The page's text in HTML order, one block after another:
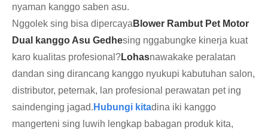
nyaman kanggo saben asu.
Nggolek sing bisa dipercaya Blower Rambut Pet Motor
Dual kanggo Asu Gedhesing nggabungke kinerja kuat
karo kualitas profesional?Lohasnawakake peralatan
dandan sing dirancang kanggo nyukupi kabutuhan salon,
distributor, peternak, lan profesional perawatan pet ing
saindenging jagad. Hubungi kitadina iki kanggo
mangerteni sing luwih lengkap babagan produk kita,